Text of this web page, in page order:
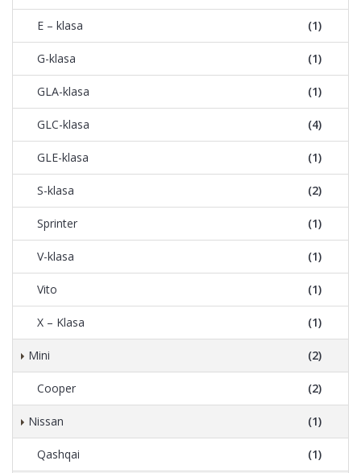
E – klasa (1)
G-klasa (1)
GLA-klasa (1)
GLC-klasa (4)
GLE-klasa (1)
S-klasa (2)
Sprinter (1)
V-klasa (1)
Vito (1)
X – Klasa (1)
Mini (2)
Cooper (2)
Nissan (1)
Qashqai (1)